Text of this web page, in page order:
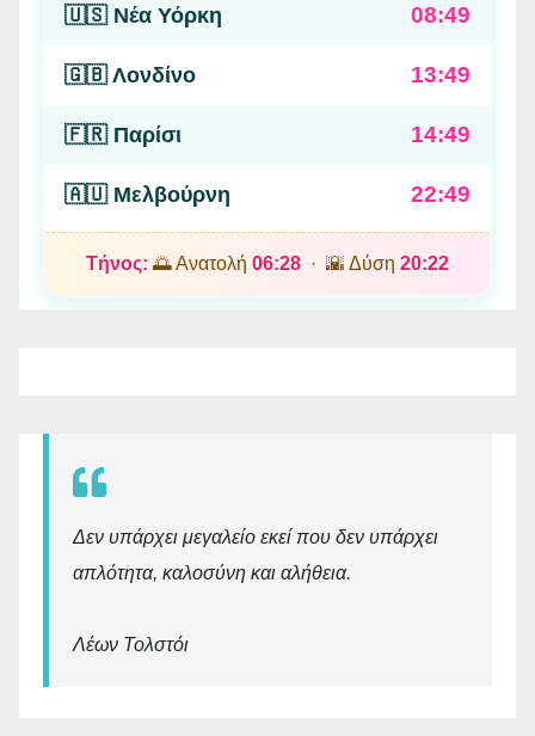
🇺🇸 Νέα Υόρκη 08:49
🇬🇧 Λονδίνο 13:49
🇫🇷 Παρίσι 14:49
🇦🇺 Μελβούρνη 22:49
Τήνος: 🌅 Ανατολή 06:28 · 🌇 Δύση 20:22
Δεν υπάρχει μεγαλείο εκεί που δεν υπάρχει
απλότητα, καλοσύνη και αλήθεια.
Λέων Τολστόι